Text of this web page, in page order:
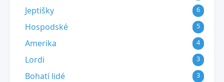
Jeptišky 6
Hospodské 5
Amerika 4
Lordi 3
Bohatí lidé 3